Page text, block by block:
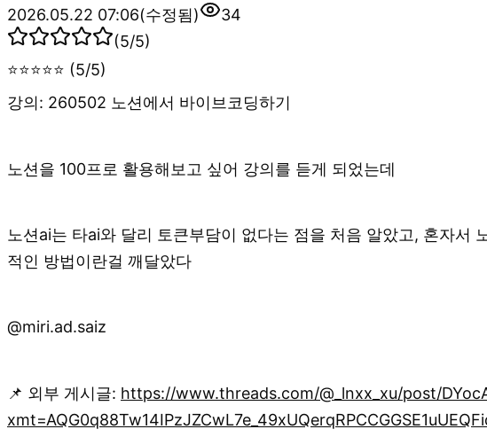
2026.05.22 07:06(수정됨)
34
(5/5)
⭐⭐⭐⭐⭐ (5/5)
강의: 260502 노션에서 바이브코딩하기
노션을 100프로 활용해보고 싶어 강의를 듣게 되었는데
노션ai는 타ai와 달리 토큰부담이 없다는 점을 처음 알았고, 혼자서
적인 방법이란걸 깨달았다
@miri.ad.saiz
📌 외부 게시글: https://www.threads.com/@_lnxx_xu/post/